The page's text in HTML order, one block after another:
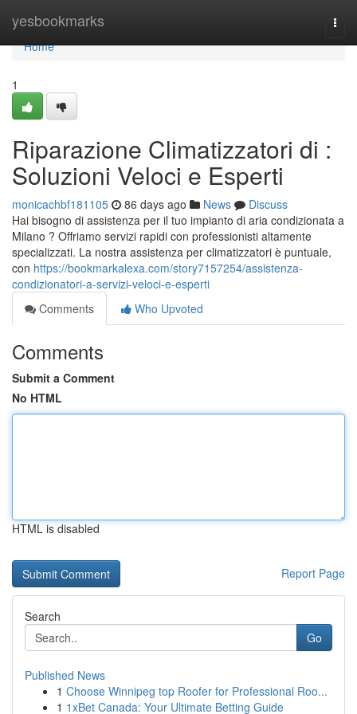
yesbookmarks
Home
Home
1
Riparazione Climatizzatori di :
Soluzioni Veloci e Esperti
monicachbf181105 86 days ago News
Discuss
Hai bisogno di assistenza per il tuo impianto di aria condizionata a
Milano ? Offriamo servizi rapidi con professionisti altamente
specializzati. La nostra assistenza per climatizzatori è puntuale,
con https://bookmarkalexa.com/story7157254/assistenza-
condizionatori-a-servizi-veloci-e-esperti
Comments
Who Upvoted
Comments
Submit a Comment
No HTML
HTML is disabled
Report Page
Search
Go
Published News
1 Choose Winnipeg top Roofer for Professional Roo...
1 1xBet Canada: Your Ultimate Betting Guide